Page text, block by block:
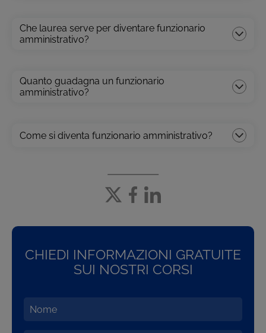
Che laurea serve per diventare funzionario
amministrativo?
Quanto guadagna un funzionario
amministrativo?
Come si diventa funzionario amministrativo?
CHIEDI INFORMAZIONI GRATUITE
SUI NOSTRI CORSI